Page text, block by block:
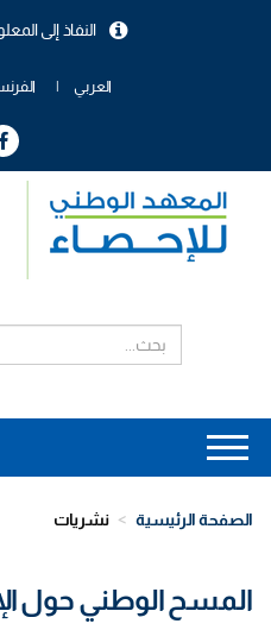
النفاذ إلى
العربي
Main
navigation
الصفحة الرئيسية نشريات
المسح الوطني حول